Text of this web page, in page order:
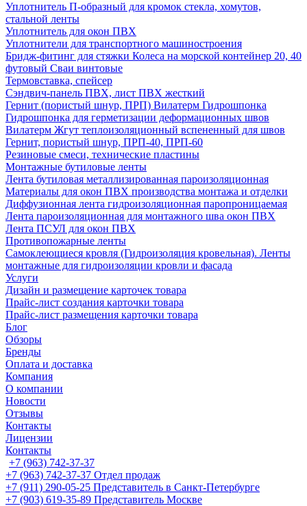
Уплотнитель П-образный для кромок стекла, хомутов,
стальной ленты
Уплотнитель для окон ПВХ
Уплотнители для транспортного машиностроения
Бридж-фитинг для стяжки Колеса на морской контейнер 20, 40
футовый Сваи винтовые
Термовставка, спейсер
Сэндвич-панель ПВХ, лист ПВХ жесткий
Гернит (пористый шнур, ПРП) Вилатерм Гидрошпонка
Гидрошпонка для герметизации деформационных швов
Вилатерм Жгут теплоизоляционный вспененный для швов
Гернит, пористый шнур, ПРП-40, ПРП-60
Резиновые смеси, технические пластины
Монтажные бутиловые ленты
Лента бутиловая металлизированная пароизоляционная
Материалы для окон ПВХ производства монтажа и отделки
Диффузионная лента гидроизоляционная паропроницаемая
Лента пароизоляционная для монтажного шва окон ПВХ
Лента ПСУЛ для окон ПВХ
Противопожарные ленты
Самоклеющиеся кровля (Гидроизоляция кровельная). Ленты
монтажные для гидроизоляции кровли и фасада
Услуги
Дизайн и размещение карточек товара
Прайс-лист создания карточки товара
Прайс-лист размещения карточки товара
Блог
Обзоры
Бренды
Оплата и доставка
Компания
О компании
Новости
Отзывы
Контакты
Лицензии
Контакты
+7 (963) 742-37-37
+7 (963) 742-37-37 Отдел продаж
+7 (911) 290-05-25 Представитель в Санкт-Петербурге
+7 (903) 619-35-89 Представитель Москве